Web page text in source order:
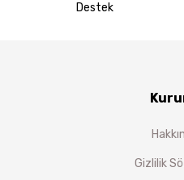
Destek
Gizlilik